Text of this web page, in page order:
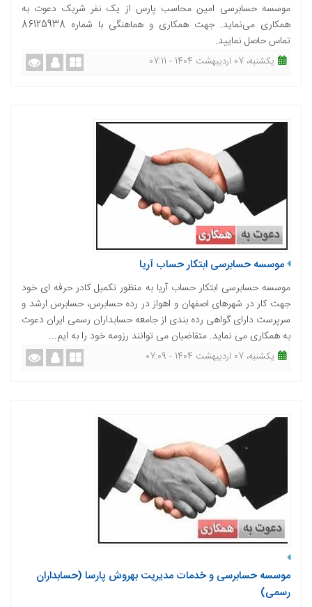
موسسه حسابرسی امین محاسب پارس از یک نفر شریک دعوت به
همکاری می‌نماید. جهت همکاری و هماهنگی با شماره 86125938
تماس حاصل نمایید.
یکشنبه، 07 اردیبهشت 1404 - 07:11
موسسه حسابرسی ابتکار حساب آریا
موسسه حسابرسی ابتکار حساب آریا به منظور تکمیل کادر حرفه ای خود
جهت کار در شهرهای اصفهان و اهواز در رده حسابرس، حسابرس ارشد و
سرپرست دارای گواهی رده بندی از جامعه حسابداران رسمی ایران دعوت
به همکاری می نماید. متقاضیان می توانند رزومه خود را به ایم...
یکشنبه، 07 اردیبهشت 1404 - 07:09
موسسه حسابرسی و خدمات مدیریت بهروش پارسا (حسابداران
رسمی)